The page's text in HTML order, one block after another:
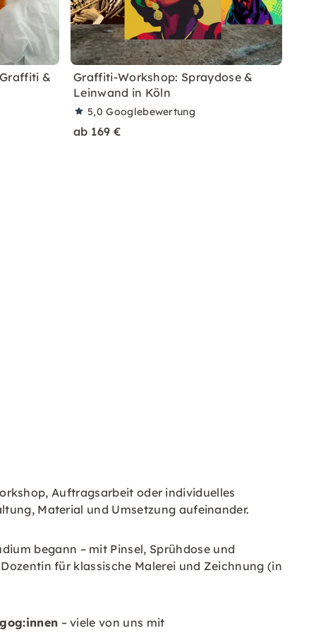
&
Graffiti-Workshop: Spraydose &
Leinwand in Köln
5,0Googlebewertung
ab 169 €
Auftragsarbeit oder individuelles
Material und Umsetzung aufeinander.
begann – mit Pinsel, Sprühdose und
für klassische Malerei und Zeichnung (in
– viele von uns mit